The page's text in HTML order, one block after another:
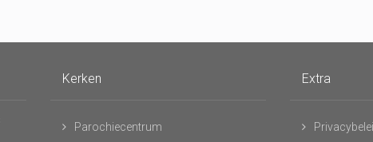
Kerken
Parochiecentrum
Extra